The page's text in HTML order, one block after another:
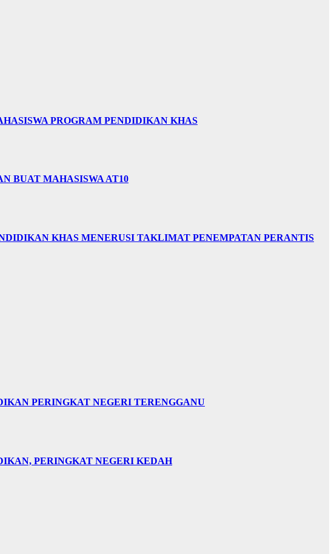
PROGRAM PENDIDIKAN KHAS
BUAT MAHASISWA AT10
KHAS MENERUSI TAKLIMAT PENEMPATAN PERANTIS
PERINGKAT NEGERI TERENGGANU
PERINGKAT NEGERI KEDAH